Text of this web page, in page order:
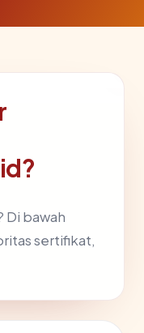
Di bawah
sertifikat,